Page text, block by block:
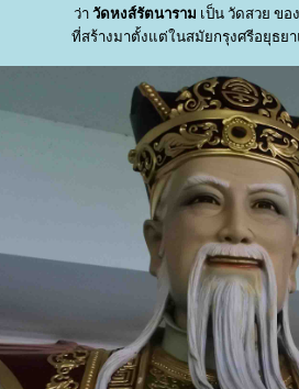
ว่าวัดหงส์รัตนาราม เป็น วัดสวย ข
ที่สร้างมาตั้งแต่ในสมัยกรุงศรีอยุธย